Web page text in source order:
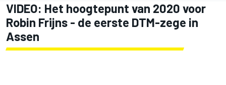
VIDEO: Het hoogtepunt van 2020 voor
Robin Frijns - de eerste DTM-zege in
Assen